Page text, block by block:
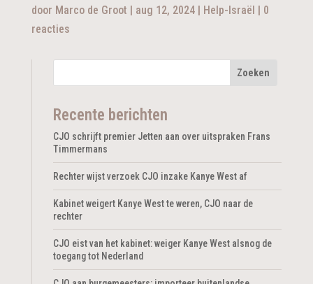
door Marco de Groot | aug 12, 2024| Help-Israël | 0
reacties
Recente berichten
CJO schrijft premier Jetten aan over uitspraken Frans
Timmermans
Rechter wijst verzoek CJO inzake Kanye West af
Kabinet weigert Kanye West te weren, CJO naar de
rechter
CJO eist van het kabinet: weiger Kanye West alsnog de
toegang tot Nederland